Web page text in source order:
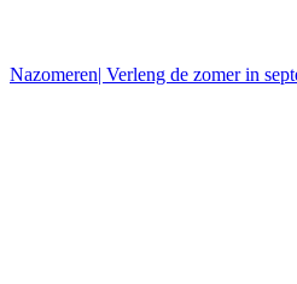
Nazomeren| Verleng de zomer in